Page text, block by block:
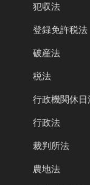
犯収法
登録免許税法
破産法
税法
行政機関休日
行政法
裁判所法
農地法